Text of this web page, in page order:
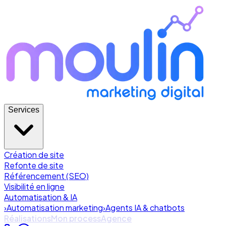
Services
Création de site
Refonte de site
Référencement (SEO)
Visibilité en ligne
Automatisation & IA
›Automatisation marketing›Agents IA & chatbots
RéalisationsMon processAgence